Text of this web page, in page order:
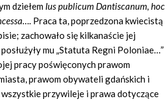
dziełem Ius publicum Dantiscanum, hoc
Praca ta, poprzedzona kwiecistą
zachowało się kilkanaście jej
mu „Statuta Regni Poloniae…”
pracy poświęconych prawom
prawom obywateli gdańskich i
przywileje i prawa dotyczące